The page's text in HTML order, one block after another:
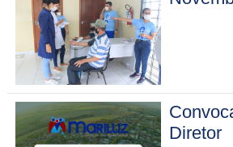
Diretor